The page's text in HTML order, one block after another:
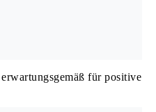
für positive